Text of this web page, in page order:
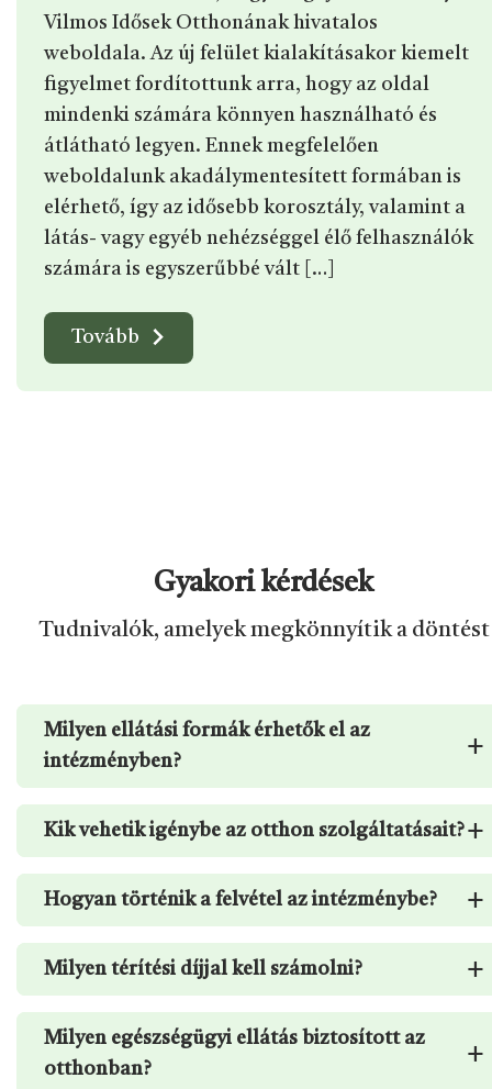
Vilmos Idősek Otthonának hivatalos
weboldala. Az új felület kialakításakor kiemelt
figyelmet fordítottunk arra, hogy az oldal
mindenki számára könnyen használható és
átlátható legyen. Ennek megfelelően
weboldalunk akadálymentesített formában is
elérhető, így az idősebb korosztály, valamint a
látás- vagy egyéb nehézséggel élő felhasználók
számára is egyszerűbbé vált […]
Tovább
Gyakori kérdések
Tudnivalók, amelyek megkönnyítik a döntést
Milyen ellátási formák érhetők el az
intézményben?
+
Kik vehetik igénybe az otthon szolgáltatásait?+
Hogyan történik a felvétel az intézménybe? +
Milyen térítési díjjal kell számolni? +
Milyen egészségügyi ellátás biztosított az
otthonban?
+